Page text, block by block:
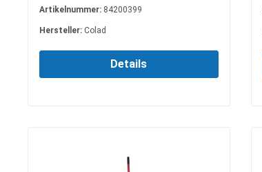
Artikelnummer: 84200399
Hersteller: Colad
Details